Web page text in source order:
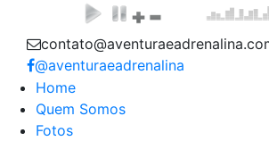
@aventuraeadrenalina
Home
Quem Somos
Fotos